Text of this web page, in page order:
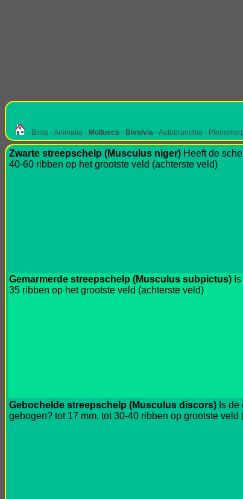
- Biota - Animalia - Mollusca - Bivalvia - Autobranchia -
Zwarte streepschelp (Musculus niger) Heeft de
40-60 ribben op het grootste veld (achterste veld)
Gemarmerde streepschelp (Musculus subpictus)
35 ribben op het grootste veld (achterste veld)
Gebochelde streepschelp (Musculus discors) Is
gebogen? tot 17 mm, tot 30-40 ribben op grootste veld